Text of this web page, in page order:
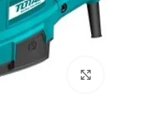
Click to enlarge